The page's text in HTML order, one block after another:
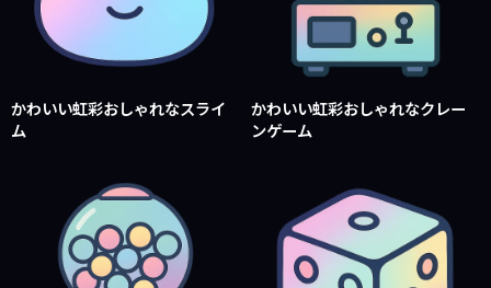
かわいい虹彩おしゃれなスライ
ム
かわいい虹彩おしゃれなクレー
ンゲーム